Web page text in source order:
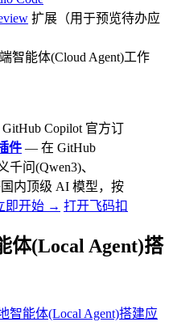
扩展（用于预览待办应
智能体(Cloud Agent)工作
GitHub Copilot 官方订
件 — 在 GitHub
千问(Qwen3)、
国内顶级 AI 模型，按
即开始 → 打开飞码扣
体(Local Agent)搭
智能体(Local Agent)搭建应